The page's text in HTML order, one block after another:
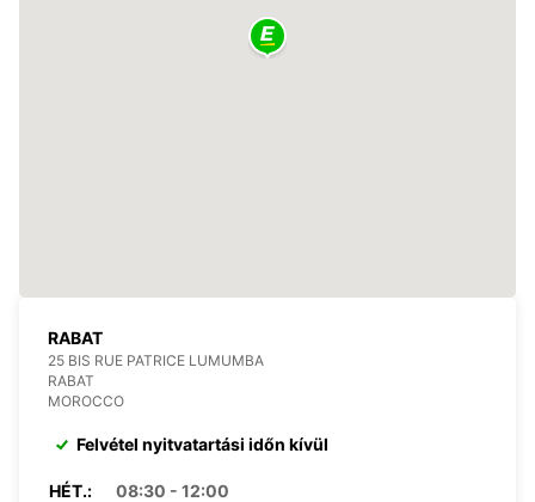
RABAT
25 BIS RUE PATRICE LUMUMBA
RABAT
MOROCCO
Felvétel nyitvatartási időn kívül
HÉT.:
08:30 - 12:00